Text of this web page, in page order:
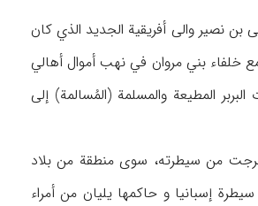
لموسى بن نصير والى أفريقية الجديد الذي كان
طمع خلفاء بني مروان في نهب أموال أهالي
البربر المطيعة والمسلمة (المُسالمة) إلى
طارق‌بن‌زياد عليها بقوة قوامها البربر (ابن الأثير، ۴/۵۴۰)، لم‌تكن قد خرجت من سيطرته، سوى منطقة من بلاد
إسبانيا و حاكمها يليان من أمراء